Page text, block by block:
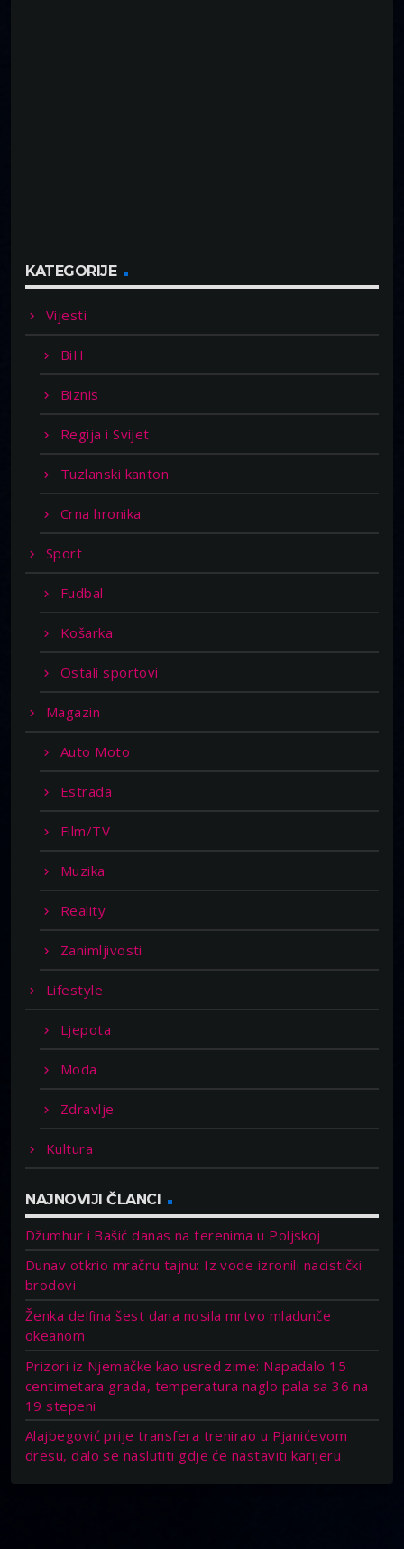
KATEGORIJE
Vijesti
BiH
Biznis
Regija i Svijet
Tuzlanski kanton
Crna hronika
Sport
Fudbal
Košarka
Ostali sportovi
Magazin
Auto Moto
Estrada
Film/TV
Muzika
Reality
Zanimljivosti
Lifestyle
Ljepota
Moda
Zdravlje
Kultura
NAJNOVIJI ČLANCI
Džumhur i Bašić danas na terenima u Poljskoj
Dunav otkrio mračnu tajnu: Iz vode izronili nacistički
brodovi
Ženka delfina šest dana nosila mrtvo mladunče
okeanom
Prizori iz Njemačke kao usred zime: Napadalo 15
centimetara grada, temperatura naglo pala sa 36 na
19 stepeni
Alajbegović prije transfera trenirao u Pjanićevom
dresu, dalo se naslutiti gdje će nastaviti karijeru